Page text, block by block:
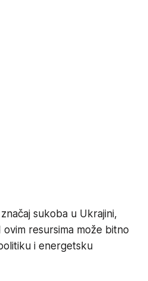
sukoba u Ukrajini,
resursima može bitno
i energetsku